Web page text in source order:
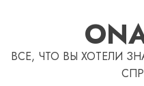
ВСЕ, ЧТО ВЫ ХОТЕЛИ